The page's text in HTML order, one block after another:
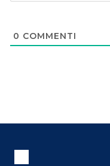
0 COMMENTI